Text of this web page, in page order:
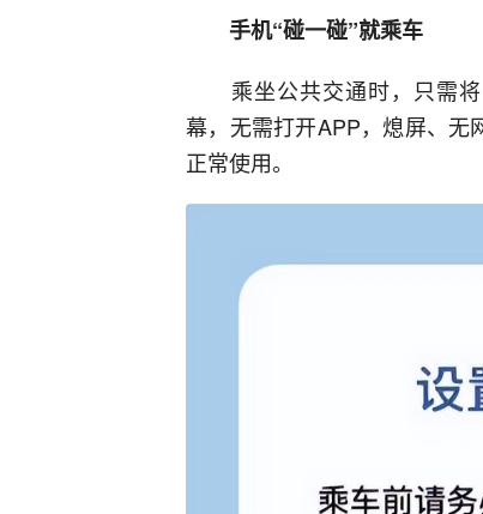
手机“碰一碰”就乘车
乘坐公共交通时，只需将
幕，无需打开APP，熄屏、无
正常使用。